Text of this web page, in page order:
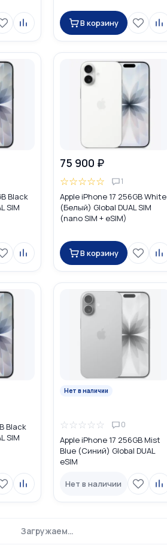
В корзину
Black
SIM
75 900 ₽
☆☆☆☆☆ 1
Apple iPhone 17 256GB White
(Белый) Global DUAL SIM
(nano SIM + eSIM)
В корзину
Black
SIM
Нет в наличии
☆☆☆☆☆ 0
Apple iPhone 17 256GB Mist
Blue (Синий) Global DUAL
eSIM
Нет в наличии
Загружаем…